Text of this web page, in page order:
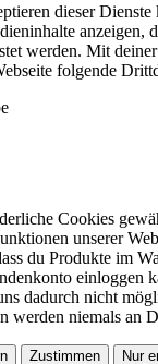
dieser
anzeigen,
werden. Mit
folgende
Cookies
unserer
du Produkte im
einloggen
dadurch nicht
werden niemals an
Zustimmen Nur